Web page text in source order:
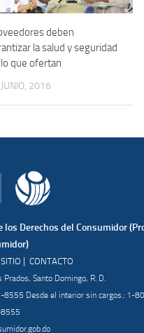
deben
la salud y seguridad
que ofertan
2016
Derechos del Consumidor
| CONTACTO
Santo Domingo, R. D.
Desde el interior sin cargos.: 1-